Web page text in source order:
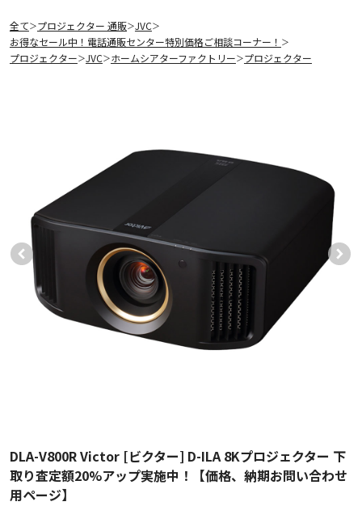
全て＞プロジェクター 通販＞JVC＞
お得なセール中！電話通販センター特別価格ご相談コーナー！ ＞
プロジェクター＞JVC＞ホームシアターファクトリー＞プロジェクター
DLA-V800R Victor [ビクター] D-ILA 8Kプロジェクター 下
取り査定額20%アップ実施中！【価格、納期お問い合わせ
用ページ】